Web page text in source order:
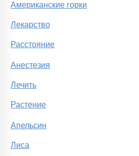
Американские горки
Лекарство
Расстояние
Анестезия
Лечить
Растение
Апельсин
Лиса